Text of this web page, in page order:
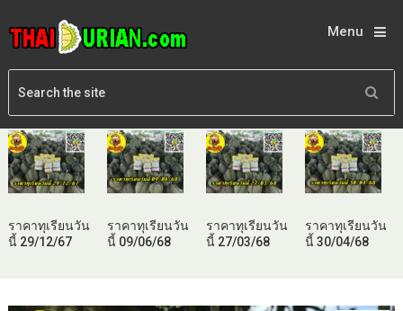
Menu
ราคาทุเรียนวัน
นี้ 29/12/67
ราคาทุเรียนวัน
นี้ 09/06/68
ราคาทุเรียนวัน
นี้ 27/03/68
ราคาทุเรียนวัน
นี้ 30/04/68